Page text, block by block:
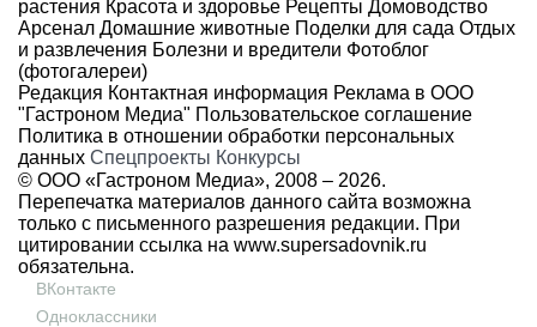
растения Красота и здоровье Рецепты Домоводство
Арсенал Домашние животные Поделки для сада Отдых
и развлечения Болезни и вредители Фотоблог
(фотогалереи)
Редакция Контактная информация Реклама в ООО
"Гастроном Медиа" Пользовательское соглашение
Политика в отношении обработки персональных
данных Спецпроекты Конкурсы
© ООО «Гастроном Медиа», 2008 – 2026.
Перепечатка материалов данного сайта возможна
только с письменного разрешения редакции. При
цитировании ссылка на www.supersadovnik.ru
обязательна.
ВКонтакте
Одноклассники